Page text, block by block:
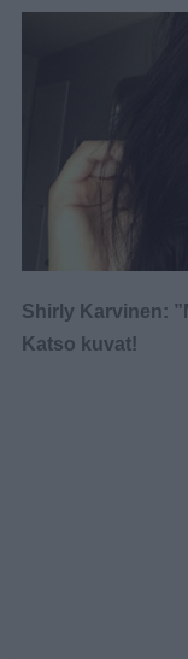
Shirly Karvinen:
Katso kuvat!